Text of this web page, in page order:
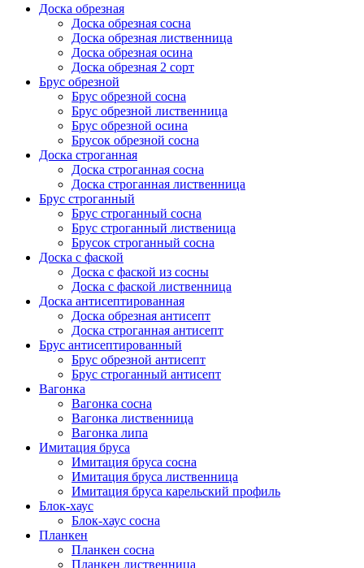
Доска обрезная
Доска обрезная сосна
Доска обрезная лиственница
Доска обрезная осина
Доска обрезная 2 сорт
Брус обрезной
Брус обрезной сосна
Брус обрезной лиственница
Брус обрезной осина
Брусок обрезной сосна
Доска строганная
Доска строганная сосна
Доска строганная лиственница
Брус строганный
Брус строганный сосна
Брус строганный лиственица
Брусок строганный сосна
Доска с фаской
Доска с фаской из сосны
Доска с фаской лиственница
Доска антисептированная
Доска обрезная антисепт
Доска строганная антисепт
Брус антисептированный
Брус обрезной антисепт
Брус строганный антисепт
Вагонка
Вагонка сосна
Вагонка лиственница
Вагонка липа
Имитация бруса
Имитация бруса сосна
Имитация бруса лиственница
Имитация бруса карельский профиль
Блок-хаус
Блок-хаус сосна
Планкен
Планкен сосна
Планкен лиственница